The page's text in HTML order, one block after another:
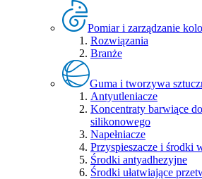
Pomiar i zarządzanie
Rozwiązania
Branże
Guma i tworzywa
Antyutleniacze
Koncentraty barwiące
silikonowego
Napełniacze
Przyspieszacze i środki
Środki antyadhezyjne
Środki ułatwiające